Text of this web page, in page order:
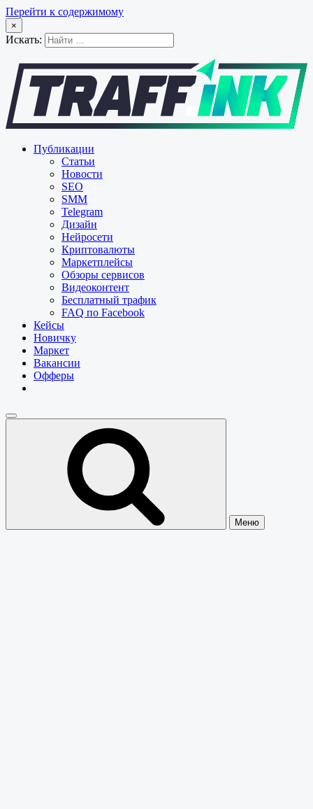
Перейти к содержимому
×
Искать:
Публикации
Статьи
Новости
SEO
SMM
Telegram
Дизайн
Нейросети
Криптовалюты
Маркетплейсы
Обзоры сервисов
Видеоконтент
Бесплатный трафик
FAQ по Facebook
Кейсы
Новичку
Маркет
Вакансии
Офферы
Меню